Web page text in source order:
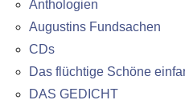
Anthologien
Augustins Fundsachen
CDs
Das flüchtige Schöne
DAS GEDICHT